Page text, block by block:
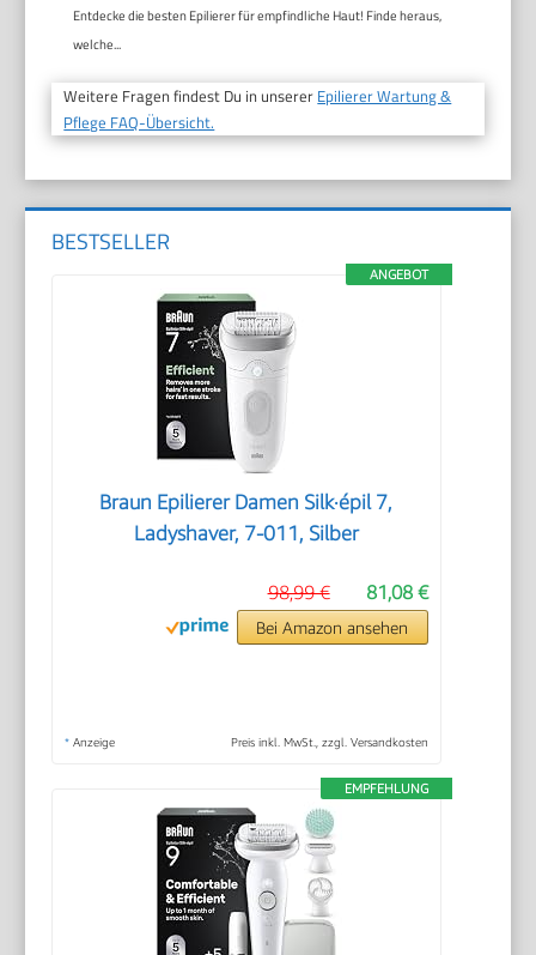
Entdecke die besten Epilierer für empfindliche Haut! Finde heraus,
welche...
Weitere Fragen findest Du in unserer Epilierer Wartung &
Pflege FAQ-Übersicht.
BESTSELLER
ANGEBOT
Braun Epilierer Damen Silk·épil 7,
Ladyshaver, 7-011, Silber
81,08 €
98,99 €
Bei Amazon ansehen
* Anzeige Preis inkl. MwSt., zzgl. Versandkosten
EMPFEHLUNG